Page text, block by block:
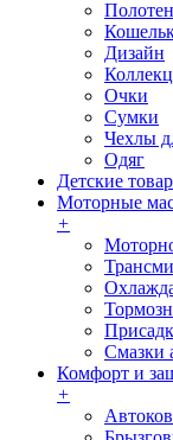
Дизайн
Очки
Сумки
Чехлы
Одяг
Детские
Моторные
+
Смазки
Комфорт и
+